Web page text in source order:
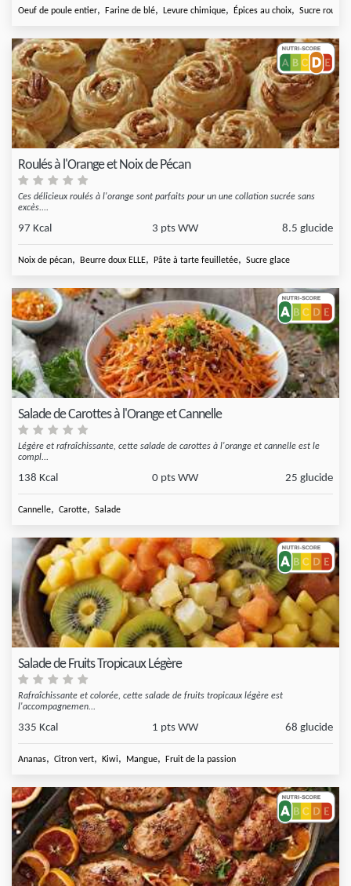
Oeuf de poule entier, Farine de blé, Levure chimique, Épices au choix, Sucre roux
Roulés à l'Orange et Noix de Pécan
Ces délicieux roulés à l'orange sont parfaits pour un une collation sucrée sans
excès....
97 Kcal 3 pts WW 8.5 glucide
Noix de pécan, Beurre doux ELLE, Pâte à tarte feuilletée, Sucre glace
Salade de Carottes à l'Orange et Cannelle
Légère et rafraîchissante, cette salade de carottes à l'orange et cannelle est le
compl...
138 Kcal 0 pts WW 25 glucide
Cannelle, Carotte, Salade
Salade de Fruits Tropicaux Légère
Rafraîchissante et colorée, cette salade de fruits tropicaux légère est
l'accompagnemen...
335 Kcal 1 pts WW 68 glucide
Ananas, Citron vert, Kiwi, Mangue, Fruit de la passion